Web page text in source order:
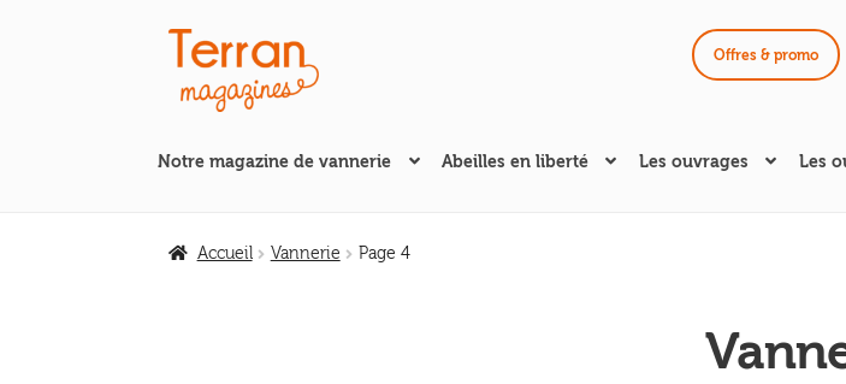
Aller
à
la
Aller
au
contenu
Offres & promo
Notre magazine de vannerie Abeilles en liberté Les ouvrages Les
Accueil Vannerie Page 4